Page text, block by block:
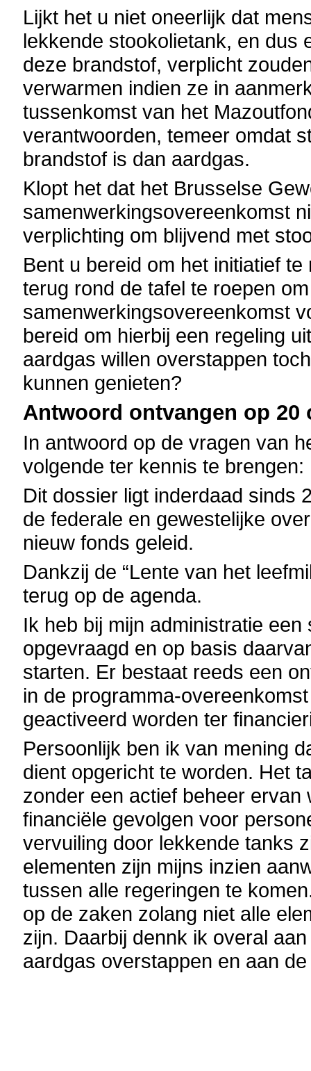
Lijkt het u niet oneerlijk dat
lekkende stookolietank, en dus
deze brandstof, verplicht
verwarmen indien ze in
tussenkomst van het
verantwoorden, temeer omdat
brandstof is dan aardgas.
Klopt het dat het Brusselse
samenwerkingsovereenkomst
verplichting om blijvend met
Bent u bereid om het initiatief
terug rond de tafel te roepen
samenwerkingsovereenkomst
bereid om hierbij een regeling
aardgas willen overstappen
kunnen genieten?
Antwoord ontvangen op 20
In antwoord op de vragen van
volgende ter kennis te brengen:
Dit dossier ligt inderdaad sinds
de federale en gewestelijke
nieuw fonds geleid.
Dankzij de “Lente van het
terug op de agenda.
Ik heb bij mijn administratie
opgevraagd en op basis
starten. Er bestaat reeds een
in de programma-
geactiveerd worden ter
Persoonlijk ben ik van mening
dient opgericht te worden. Het
zonder een actief beheer
financiële gevolgen voor
vervuiling door lekkende tanks
elementen zijn mijns inzien
tussen alle regeringen te
op de zaken zolang niet alle
zijn. Daarbij dennk ik overal
aardgas overstappen en aan